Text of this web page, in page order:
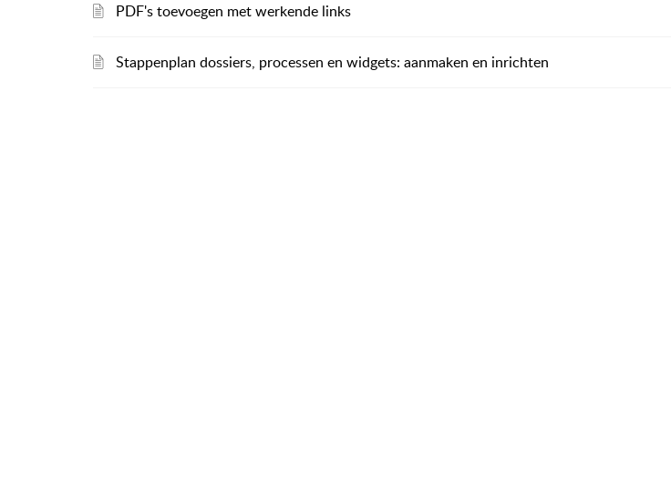
PDF's toevoegen met werkende links
Stappenplan dossiers, processen en widgets: aanmaken en inrichten